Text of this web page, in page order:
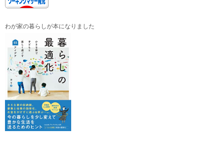
わが家の暮らしが本になりました